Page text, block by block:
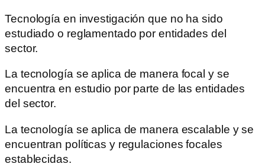
Tecnología en investigación que no ha sido
estudiado o reglamentado por entidades del
sector.
La tecnología se aplica de manera focal y se
encuentra en estudio por parte de las entidades
del sector.
La tecnología se aplica de manera escalable y se
encuentran políticas y regulaciones focales
establecidas.